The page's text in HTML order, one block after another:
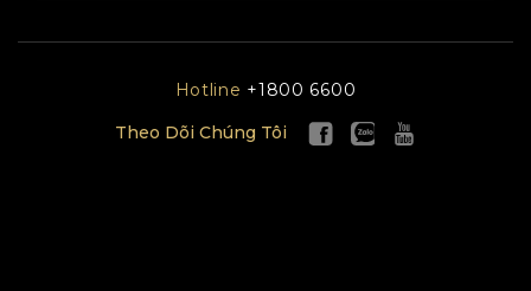
Hotline +1800 6600
Theo Dõi Chúng Tôi